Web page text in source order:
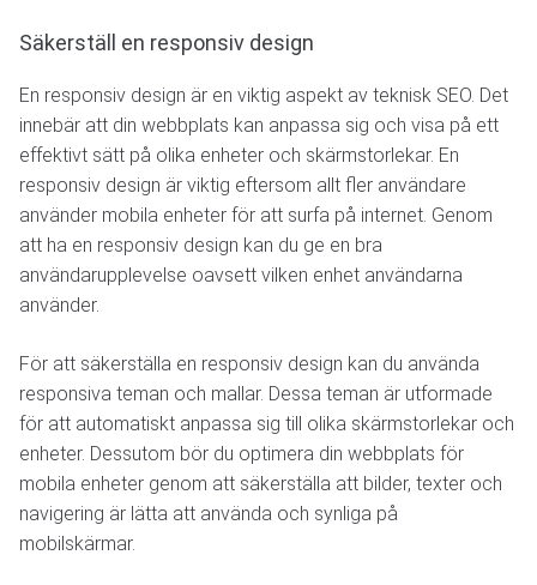
Säkerställ en responsiv design
En responsiv design är en viktig aspekt av teknisk SEO. Det
innebär att din webbplats kan anpassa sig och visa på ett
effektivt sätt på olika enheter och skärmstorlekar. En
responsiv design är viktig eftersom allt fler användare
använder mobila enheter för att surfa på internet. Genom
att ha en responsiv design kan du ge en bra
användarupplevelse oavsett vilken enhet användarna
använder.
För att säkerställa en responsiv design kan du använda
responsiva teman och mallar. Dessa teman är utformade
för att automatiskt anpassa sig till olika skärmstorlekar och
enheter. Dessutom bör du optimera din webbplats för
mobila enheter genom att säkerställa att bilder, texter och
navigering är lätta att använda och synliga på
mobilskärmar.